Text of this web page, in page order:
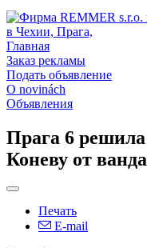
Главная
Заказ рекламы
Подать объявление
O novinách
Объявления
Прага 6
Коневу от
Печать
E-mail